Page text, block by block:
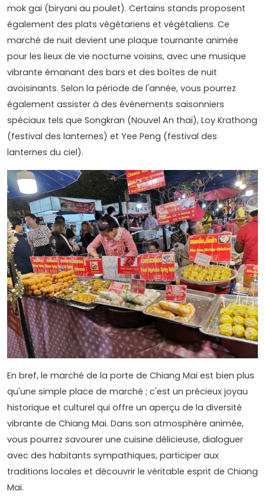
mok gai (biryani au poulet). Certains stands proposent
également des plats végétariens et végétaliens. Ce
marché de nuit devient une plaque tournante animée
pour les lieux de vie nocturne voisins, avec une musique
vibrante émanant des bars et des boîtes de nuit
avoisinants. Selon la période de l'année, vous pourrez
également assister à des événements saisonniers
spéciaux tels que Songkran (Nouvel An thaï), Loy Krathong
(festival des lanternes) et Yee Peng (festival des
lanternes du ciel).
En bref, le marché de la porte de Chiang Mai est bien plus
qu'une simple place de marché ; c'est un précieux joyau
historique et culturel qui offre un aperçu de la diversité
vibrante de Chiang Mai. Dans son atmosphère animée,
vous pourrez savourer une cuisine délicieuse, dialoguer
avec des habitants sympathiques, participer aux
traditions locales et découvrir le véritable esprit de Chiang
Mai.